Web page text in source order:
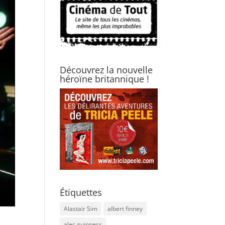
Découvrez la nouvelle
héroïne britannique !
Étiquettes
Alastair Sim
albert finney